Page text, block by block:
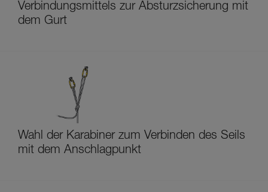
Verbindungsmittels zur Absturzsicherung mit
dem Gurt
Wahl der Karabiner zum Verbinden des Seils
mit dem Anschlagpunkt